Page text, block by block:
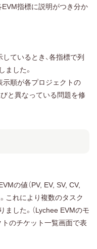
EVM指標に説明がつき分か
ているとき、各指標で列
ました。
示順が各プロジェクトの
と異なっている問題を修
の値（PV, EV, SV, CV,
これにより複数のタスク
した。（Lychee EVMのモ
のチケット一覧画面で表